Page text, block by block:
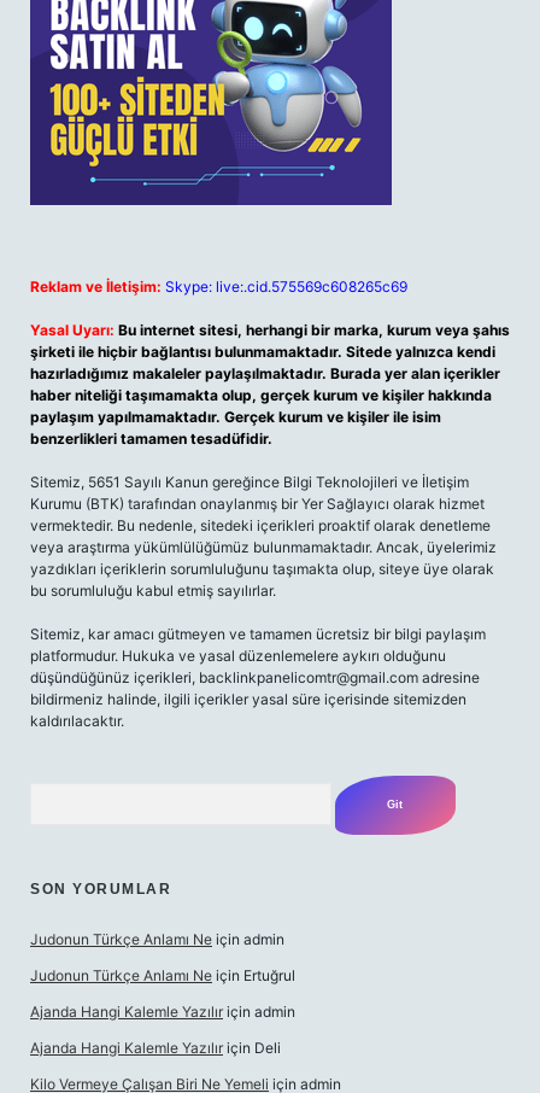
Reklam ve İletişim: Skype: live:.cid.575569c608265c69
Yasal Uyarı: Bu internet sitesi, herhangi bir marka, kurum veya şahıs
şirketi ile hiçbir bağlantısı bulunmamaktadır. Sitede yalnızca kendi
hazırladığımız makaleler paylaşılmaktadır. Burada yer alan içerikler
haber niteliği taşımamakta olup, gerçek kurum ve kişiler hakkında
paylaşım yapılmamaktadır. Gerçek kurum ve kişiler ile isim
benzerlikleri tamamen tesadüfidir.
Sitemiz, 5651 Sayılı Kanun gereğince Bilgi Teknolojileri ve İletişim
Kurumu (BTK) tarafından onaylanmış bir Yer Sağlayıcı olarak hizmet
vermektedir. Bu nedenle, sitedeki içerikleri proaktif olarak denetleme
veya araştırma yükümlülüğümüz bulunmamaktadır. Ancak, üyelerimiz
yazdıkları içeriklerin sorumluluğunu taşımakta olup, siteye üye olarak
bu sorumluluğu kabul etmiş sayılırlar.
Sitemiz, kar amacı gütmeyen ve tamamen ücretsiz bir bilgi paylaşım
platformudur. Hukuka ve yasal düzenlemelere aykırı olduğunu
düşündüğünüz içerikleri, backlinkpanelicomtr@gmail.com adresine
bildirmeniz halinde, ilgili içerikler yasal süre içerisinde sitemizden
kaldırılacaktır.
SON YORUMLAR
Judonun Türkçe Anlamı Ne için admin
Judonun Türkçe Anlamı Ne için Ertuğrul
Ajanda Hangi Kalemle Yazılır için admin
Ajanda Hangi Kalemle Yazılır için Deli
Kilo Vermeye Çalışan Biri Ne Yemeli için admin